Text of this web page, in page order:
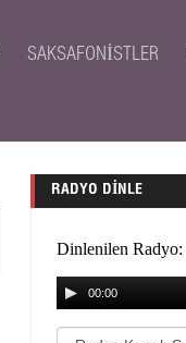
SAKSAFONISTLER
RADYO DINLE